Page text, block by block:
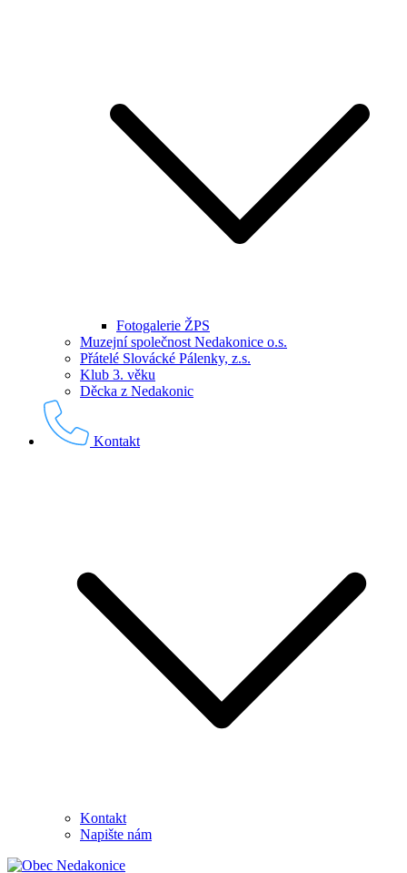
Fotogalerie ŽPS
Muzejní společnost Nedakonice o.s.
Přátelé Slovácké Pálenky, z.s.
Klub 3. věku
Děcka z Nedakonic
Kontakt
Kontakt
Napište nám